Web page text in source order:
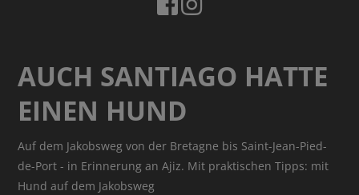
AUCH SANTIAGO HATTE
EINEN HUND
Auf dem Jakobsweg von der Bretagne bis Saint-Jean-Pied-
de-Port - in Erinnerung an Ajiz. Mit praktischen Tipps: mit
Hund auf dem Jakobsweg